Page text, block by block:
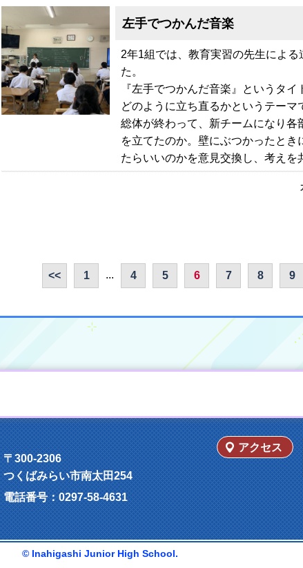
左手でつかんだ音楽
2年1組では、教育実習の先生による
た。
『左手でつかんだ音楽』というタ
どのように立ち直るかというテーマ
総体が終わって、新チームになり各
を立てたのか。壁にぶつかったとき
たらいいのかを意見交換し、考えを
<< 1 ... 4 5 6 7 8 9
〒300-2306
つくばみらい市南太田254
アクセス
電話番号：0297-58-4631
© Inahigashi Junior High School.